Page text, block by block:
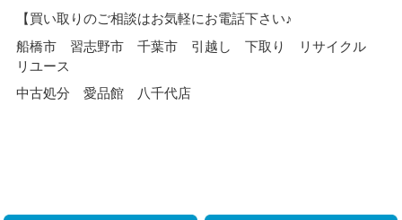
【買い取りのご相談はお気軽にお電話下さい♪
船橋市 習志野市 千葉市 引越し 下取り リサイクル
リユース
中古処分 愛品館 八千代店